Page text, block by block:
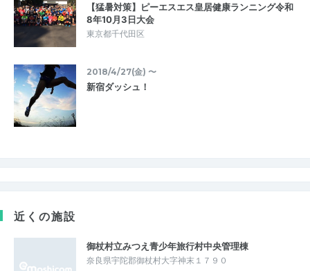
【猛暑対策】ピーエスエス皇居健康ランニング令和
8年10月3日大会
東京都千代田区
2018/4/27(金) 〜
新宿ダッシュ！
近くの施設
御杖村立みつえ青少年旅行村中央管理棟
奈良県宇陀郡御杖村大字神末１７９０